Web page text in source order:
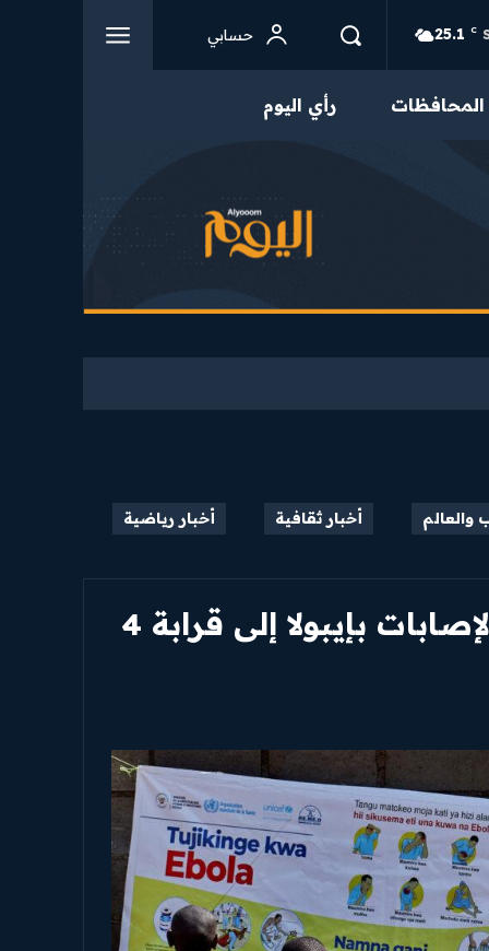
تواصل بنا
اقرأ مقالاتنا الحصرية
25.1 C حسابي
المحافظات رأي اليوم
والعالم أخبار ثقافية أخبار رياضية
الكونغو: ارتفاع الإصابات بإيبولا إلى قرابة 4